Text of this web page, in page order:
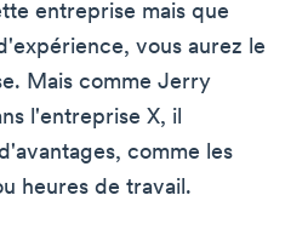
entreprise mais que
vous aurez le
Mais comme Jerry
l'entreprise X, il
comme les
heures de travail.